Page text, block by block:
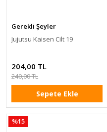
Gerekli Şeyler
Jujutsu Kaisen Cilt 19
204,00 TL
240,00 TL
Sepete Ekle
%15